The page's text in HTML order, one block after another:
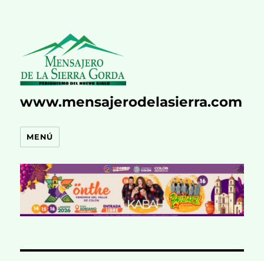
www.mensajerodelasierra.com
MENÚ